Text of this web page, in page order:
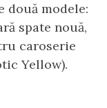
două modele:
spate nouă,
caroserie
Yellow).